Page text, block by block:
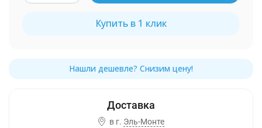
Купить в 1 клик
в г. Эль-Монте